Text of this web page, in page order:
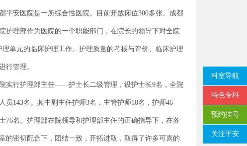
平安医院是一所综合性医院。目前开放床位300多张。成都
护理部作为医院的一个职能部门，在院长的领导下对全院
理单元的临床护理工作、护理质量的考核与评价、临床护理
行管理。
实行护理部主任——护士长二级管理，设护士长9名，全院
员143名。其中副主任护师3名，主管护师18名，护师46
76名。护理部在院领导和护理部主任的正确指导下，在各
的密切配合下，团结一致，开拓进取，取得了许多可喜的
科室导航
特色专科
预约挂号
关注平安